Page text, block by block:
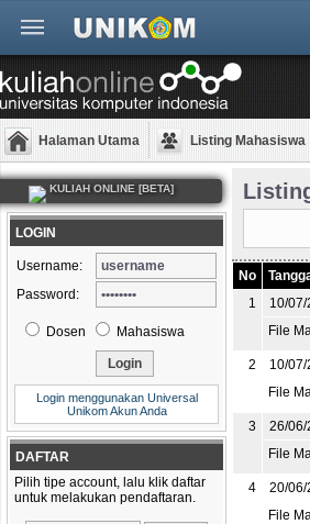
Halaman Utama Listing Mahasiswa
KULIAH ONLINE [BETA]
LOGIN
Username:
Password:
Dosen Mahasiswa
Login menggunakan Universal
Unikom Akun Anda
DAFTAR
Pilih tipe account, lalu klik daftar
untuk melakukan pendaftaran.
No
1
10/07/
File
2 10/
File
3 26/06/
File
4 20/06/
File